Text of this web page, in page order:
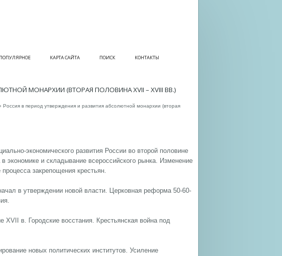
ПОПУЛЯРНОЕ КАРТА САЙТА ПОИСК КОНТАКТЫ
МОНАРХИИ (ВТОРАЯ ПОЛОВИНА XVII – XVIII ВВ.)
Россия в период утверждения и развития абсолютной монархии (вторая
экономического развития России во второй половине
экономике и складывание всероссийского рынка. Изменение
закрепощения крестьян.
в утверждении новой власти. Церковная реформа 50-60-
в. Городские восстания. Крестьянская война под
новых политических институтов. Усиление